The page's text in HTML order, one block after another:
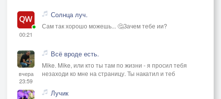
00:21
Солнца луч.
Сам так хорошо можешь... 🤔Зачем тебе ии?
вчера
23:59
Всё вроде есть.
Mike. Mike, или кто ты там по жизни - я просил тебя
незаходи ко мне на страницу. Ты накатил и теб
Лучик